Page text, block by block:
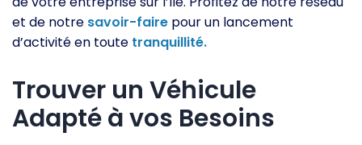
et de notre savoir-faire pour un lancement
d’activité en toute tranquillité.
Trouver un Véhicule
Adapté à vos Besoins